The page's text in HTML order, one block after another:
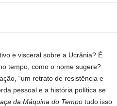
e visceral sobre a Ucrânia? É
tempo, como o nome sugere?
“um retrato de resistência e
pessoal e a história política se
da Máquina do Tempo tudo isso